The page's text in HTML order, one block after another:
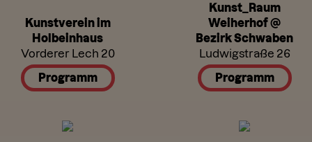
Kunstverein im
Holbeinhaus
Vorderer Lech 20
Programm
Kunst_Raum
Weiherhof @
Bezirk Schwaben
Ludwigstraße 26
Programm